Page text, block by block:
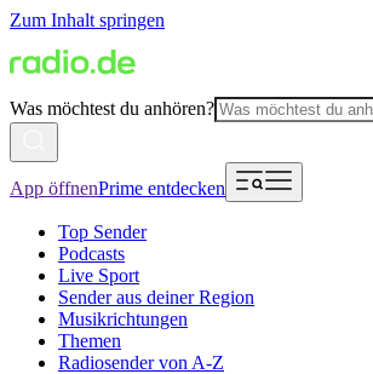
Zum Inhalt springen
Was möchtest du anhören?
App öffnenPrime entdecken
Top Sender
Podcasts
Live Sport
Sender aus deiner Region
Musikrichtungen
Themen
Radiosender von A-Z